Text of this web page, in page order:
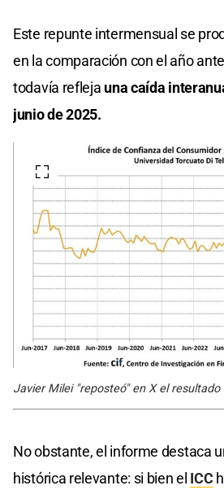
Este repunte intermensual se
en la comparación con el año
todavía refleja una caída
junio de 2025.
Javier Milei "reposteó" en X el resultado
No obstante, el informe destaca
histórica relevante: si bien el ICC